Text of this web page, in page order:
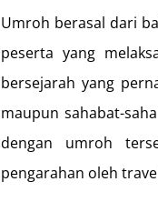
Umroh berasal dari
peserta yang
bersejarah yang
maupun sahabat-
dengan umroh
pengarahan oleh